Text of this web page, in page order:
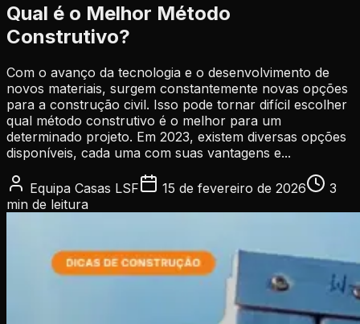
Qual é o Melhor Método
Construtivo?
Com o avanço da tecnologia e o desenvolvimento de
novos materiais, surgem constantemente novas opções
para a construção civil. Isso pode tornar difícil escolher
qual método construtivo é o melhor para um
determinado projeto. Em 2023, existem diversas opções
disponíveis, cada uma com suas vantagens e...
Equipa Casas LSF 15 de fevereiro de 2026
3
min de leitura